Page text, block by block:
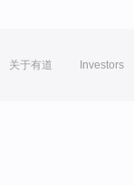
关于有道 Investors